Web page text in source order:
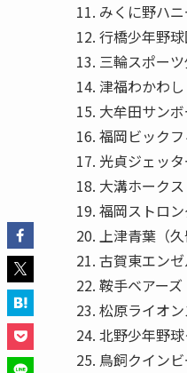
みくに野ハニ
行橋少年野球
三輪スポー
津福わかわし
大牟田サンボ
福岡ビックフ
光貞ジェッタ
大溝ホークス
福岡ストロン
上津青葉（久
古賀東エンゼ
鞍手ベアーズ
松原ライオン
北野少年野球
鳥飼クインビ